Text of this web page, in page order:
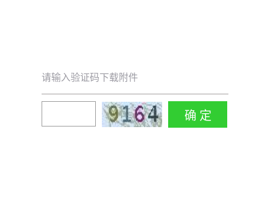
请输入验证码下载附件